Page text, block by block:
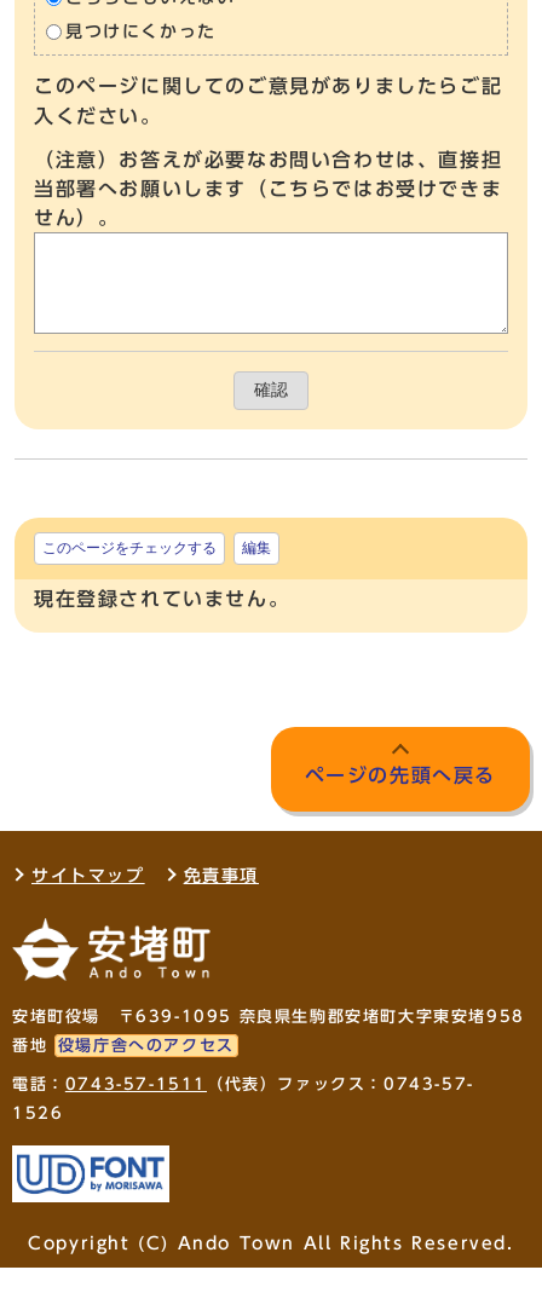
見つけにくかった
このページに関してのご意見がありましたらご記
入ください。
（注意）お答えが必要なお問い合わせは、直接担
当部署へお願いします（こちらではお受けできま
せん）。
確認
このページをチェックする 編集
現在登録されていません。
ページの先頭へ戻る
サイトマップ 免責事項
安堵町役場 〒639-1095 奈良県生駒郡安堵町大字東安堵958
番地
役場庁舎へのアクセス
電話： 0743-57-1511
（代表）ファックス：0743-57-
1526
Copyright (C) Ando Town All Rights Reserved.